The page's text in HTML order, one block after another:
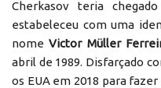
Cherkasov teria
estabeleceu com uma
nomeVictor Müller
abril de 1989. Disfarçado
os EUA em 2018 para